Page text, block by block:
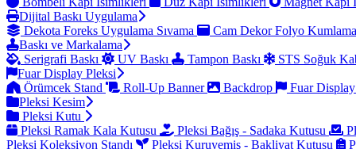
Dijital Baskı Uygulama
Dekota Foreks Uygulama Sıvama
Cam Dekor Folyo
Baskı ve Markalama
Serigrafi Baskı
UV Baskı Tampon Baskı
STS Soğuk
Fuar Display Pleksi
Örümcek Stand
Roll-Up Banner Backdrop
Fuar
Pleksi Kesim
Pleksi Kutu
Pleksi Ramak Kala Kutusu
Pleksi Bağış - Sadaka Kutusu
Pleksi Koleksiyon Standı
Pleksi Kuruyemiş - Bakliyat Kutusu